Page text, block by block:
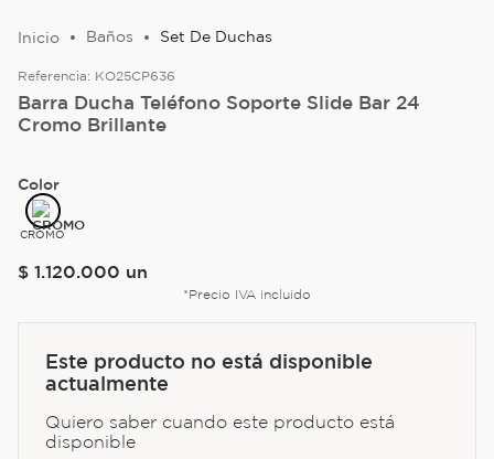
Baños Set De Duchas
Referencia: KO25CP636
Barra Ducha Teléfono Soporte Slide Bar 24
Cromo Brillante
Color
CROMO
$ 1.120.000 un
*Precio IVA incluido
Este producto no está disponible
actualmente
Quiero saber cuando este producto está
disponible